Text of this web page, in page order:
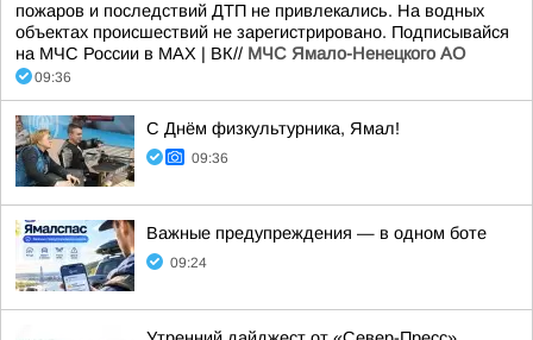
пожаров и последствий ДТП не привлекались. На водных
объектах происшествий не зарегистрировано. Подписывайся
на МЧС России в MAX | ВК// МЧС Ямало-Ненецкого АО
09:36
С Днём физкультурника, Ямал!
09:36
Важные предупреждения — в одном боте
09:24